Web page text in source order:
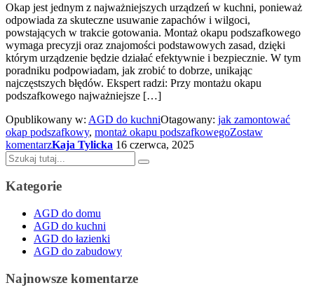
Okap jest jednym z najważniejszych urządzeń w kuchni, ponieważ
odpowiada za skuteczne usuwanie zapachów i wilgoci,
powstających w trakcie gotowania. Montaż okapu podszafkowego
wymaga precyzji oraz znajomości podstawowych zasad, dzięki
którym urządzenie będzie działać efektywnie i bezpiecznie. W tym
poradniku podpowiadam, jak zrobić to dobrze, unikając
najczęstszych błędów. Ekspert radzi: Przy montażu okapu
podszafkowego najważniejsze […]
Opublikowany w: AGD do kuchniOtagowany: jak zamontować
okap podszafkowy, montaż okapu podszafkowegoZostaw
komentarzKaja Tylicka 16 czerwca, 2025
Szukaj:
Kategorie
AGD do domu
AGD do kuchni
AGD do łazienki
AGD do zabudowy
Najnowsze komentarze